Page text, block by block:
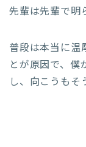
先輩は先輩で明
普段は本当に温
とが原因で、僕
し、向こうもそ